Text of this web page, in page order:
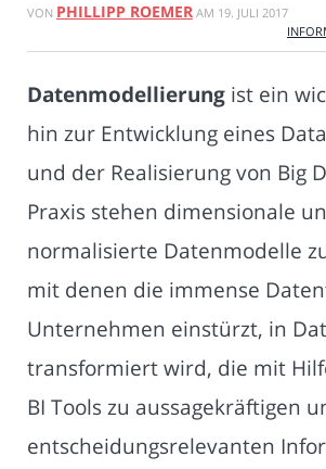
VON PHILLIPP ROEMER AM 19. JULI 2017
Datenmodellierung ist ein
hin zur Entwicklung eines
und der Realisierung von Big
Praxis stehen dimensionale
normalisierte Datenmodelle
mit denen die immense
Unternehmen einstürzt, in
transformiert wird, die mit
BI Tools zu aussagekräftigen
entscheidungsrelevanten